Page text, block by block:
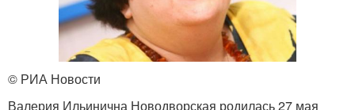
© РИА Новости
Валерия Ильинична Новодворская родилась 27 мая